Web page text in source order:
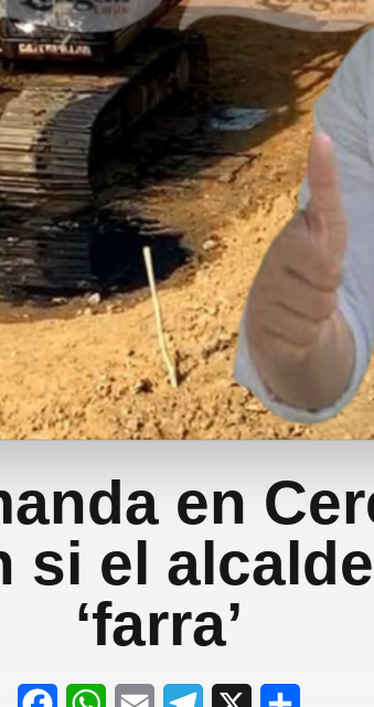
en
si el
‘farra’
W